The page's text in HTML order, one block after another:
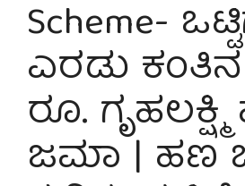
Scheme-
ಎರಡು ಕಂತಿನ
ರೂ.
ಜಮಾ | ಹಣ